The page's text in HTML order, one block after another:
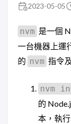
2023-05-05
nvm 是一個
一台機器上運
的 nvm 指令
nvm
的
本，執